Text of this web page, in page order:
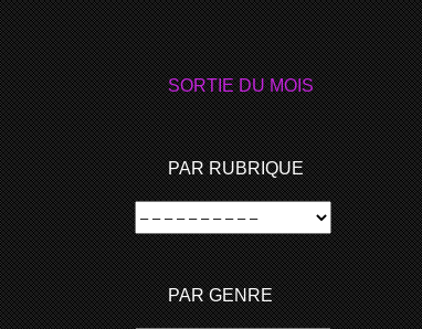
SORTIE DU MOIS
PAR RUBRIQUE
PAR GENRE